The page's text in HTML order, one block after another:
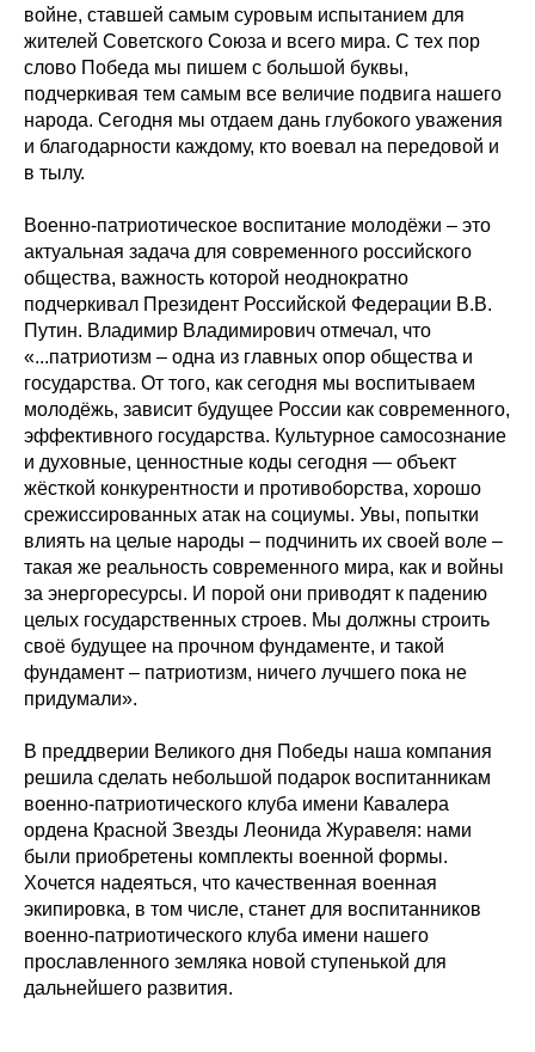
войне, ставшей самым суровым испытанием для
жителей Советского Союза и всего мира. С тех пор
слово Победа мы пишем с большой буквы,
подчеркивая тем самым все величие подвига нашего
народа. Сегодня мы отдаем дань глубокого уважения
и благодарности каждому, кто воевал на передовой и
в тылу.
Военно-патриотическое воспитание молодёжи – это
актуальная задача для современного российского
общества, важность которой неоднократно
подчеркивал Президент Российской Федерации В.В.
Путин. Владимир Владимирович отмечал, что
«...патриотизм – одна из главных опор общества и
государства. От того, как сегодня мы воспитываем
молодёжь, зависит будущее России как современного,
эффективного государства. Культурное самосознание
и духовные, ценностные коды сегодня — объект
жёсткой конкурентности и противоборства, хорошо
срежиссированных атак на социумы. Увы, попытки
влиять на целые народы – подчинить их своей воле –
такая же реальность современного мира, как и войны
за энергоресурсы. И порой они приводят к падению
целых государственных строев. Мы должны строить
своё будущее на прочном фундаменте, и такой
фундамент – патриотизм, ничего лучшего пока не
придумали».
В преддверии Великого дня Победы наша компания
решила сделать небольшой подарок воспитанникам
военно-патриотического клуба имени Кавалера
ордена Красной Звезды Леонида Журавеля: нами
были приобретены комплекты военной формы.
Хочется надеяться, что качественная военная
экипировка, в том числе, станет для воспитанников
военно-патриотического клуба имени нашего
прославленного земляка новой ступенькой для
дальнейшего развития.